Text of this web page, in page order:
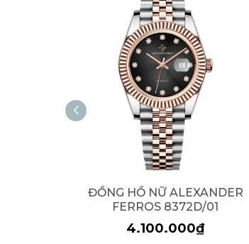
ĐỒNG HỒ NỮ ALEXANDER
FERROS 8372D/01
4.100.000₫